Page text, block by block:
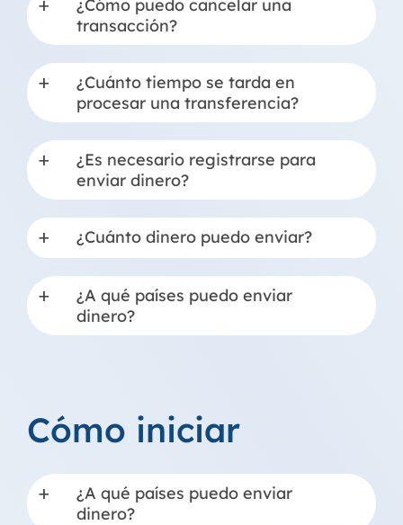
a
¿Cómo puedo cancelar una
transacción?
a
¿Cuánto tiempo se tarda en
procesar una transferencia?
a
¿Es necesario registrarse para
enviar dinero?
a ¿Cuánto dinero puedo enviar?
a
¿A qué países puedo enviar
dinero?
Cómo iniciar
a
¿A qué países puedo enviar
dinero?